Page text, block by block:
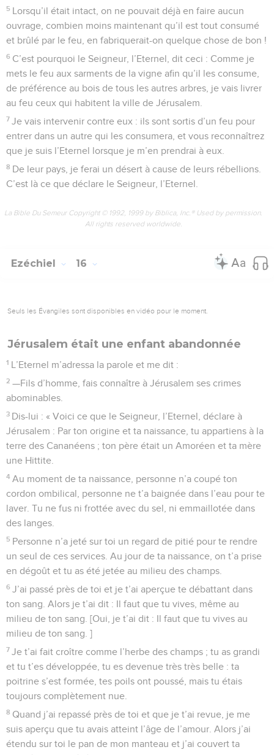
5 Lorsqu’il était intact, on ne pouvait déjà en faire aucun
ouvrage, combien moins maintenant qu’il est tout consumé
et brûlé par le feu, en fabriquerait-on quelque chose de bon !
6 C’est pourquoi le Seigneur, l’Eternel, dit ceci : Comme je
mets le feu aux sarments de la vigne afin qu’il les consume,
de préférence au bois de tous les autres arbres, je vais livrer
au feu ceux qui habitent la ville de Jérusalem.
7 Je vais intervenir contre eux : ils sont sortis d’un feu pour
entrer dans un autre qui les consumera, et vous reconnaîtrez
que je suis l’Eternel lorsque je m’en prendrai à eux.
8 De leur pays, je ferai un désert à cause de leurs rébellions.
C’est là ce que déclare le Seigneur, l’Eternel.
La Bible Du Semeur Copyright © 1992, 1999 by Biblica, Inc.® Used by permission.
All rights reserved worldwide.
Ezéchiel 16
Seuls les Évangiles sont disponibles en vidéo pour le moment.
Jérusalem était une enfant abandonnée
1 L’Eternel m’adressa la parole et me dit :
2 —Fils d’homme, fais connaître à Jérusalem ses crimes
abominables.
3 Dis-lui : « Voici ce que le Seigneur, l’Eternel, déclare à
Jérusalem : Par ton origine et ta naissance, tu appartiens à la
terre des Cananéens ; ton père était un Amoréen et ta mère
une Hittite.
4 Au moment de ta naissance, personne n’a coupé ton
cordon ombilical, personne ne t’a baignée dans l’eau pour te
laver. Tu ne fus ni frottée avec du sel, ni emmaillotée dans
des langes.
5 Personne n’a jeté sur toi un regard de pitié pour te rendre
un seul de ces services. Au jour de ta naissance, on t’a prise
en dégoût et tu as été jetée au milieu des champs.
6 J’ai passé près de toi et je t’ai aperçue te débattant dans
ton sang. Alors je t’ai dit : Il faut que tu vives, même au
milieu de ton sang. [Oui, je t’ai dit : Il faut que tu vives au
milieu de ton sang. ]
7 Je t’ai fait croître comme l’herbe des champs ; tu as grandi
et tu t’es développée, tu es devenue très très belle : ta
poitrine s’est formée, tes poils ont poussé, mais tu étais
toujours complètement nue.
8 Quand j’ai repassé près de toi et que je t’ai revue, je me
suis aperçu que tu avais atteint l’âge de l’amour. Alors j’ai
étendu sur toi le pan de mon manteau et j’ai couvert ta